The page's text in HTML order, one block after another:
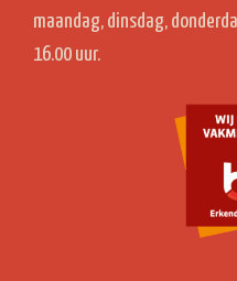
maandag, dinsdag,
16.00 uur.